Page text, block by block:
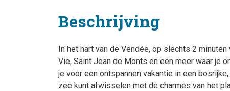
Beschrijving
In het hart van de Vendée, op slechts 2
Vie, Saint Jean de Monts en een meer waar je
je voor een ontspannen vakantie in een
zee kunt afwisselen met de charmes van het